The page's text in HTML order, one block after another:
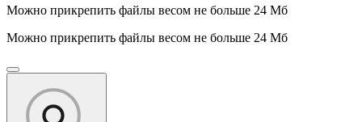
Можно прикрепить файлы весом не больше 24 Мб
Можно прикрепить файлы весом не больше 24 Мб